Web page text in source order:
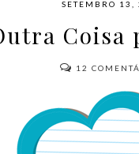
SETEMBRO 13,
Coisa
12